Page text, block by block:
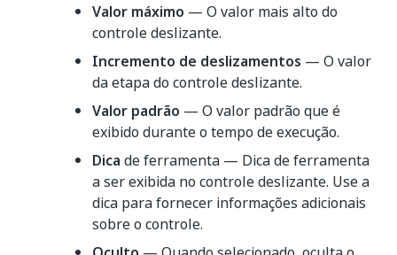
Valor máximo — O valor mais alto do
controle deslizante.
Incremento de deslizamentos — O valor
da etapa do controle deslizante.
Valor padrão — O valor padrão que é
exibido durante o tempo de execução.
Dica de ferramenta — Dica de ferramenta
a ser exibida no controle deslizante. Use a
dica para fornecer informações adicionais
sobre o controle.